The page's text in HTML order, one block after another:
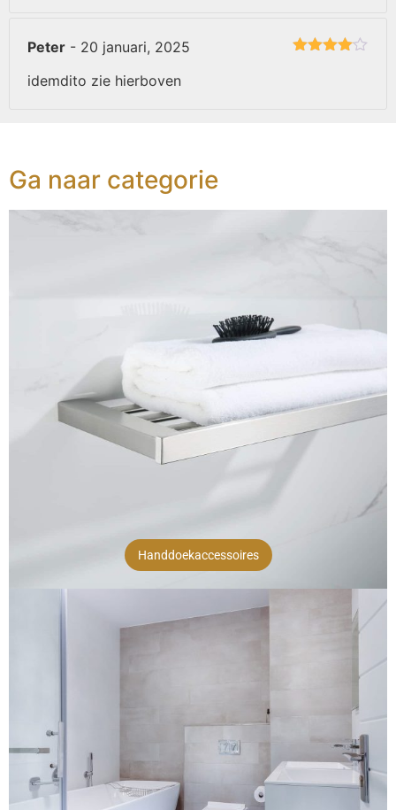
Peter - 20 januari, 2025
idemdito zie hierboven
Ga naar categorie
Handdoekaccessoires